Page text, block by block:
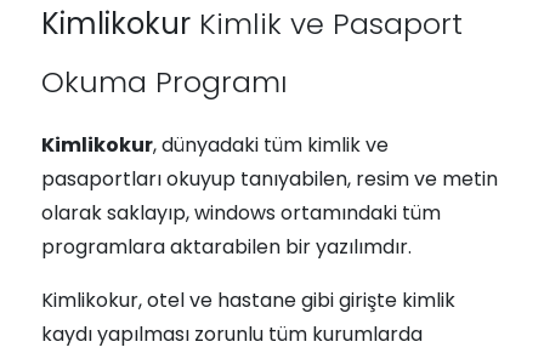
Kimlikokur Kimlik ve Pasaport
Okuma Programı
Kimlikokur, dünyadaki tüm kimlik ve
pasaportları okuyup tanıyabilen, resim ve metin
olarak saklayıp, windows ortamındaki tüm
programlara aktarabilen bir yazılımdır.
Kimlikokur, otel ve hastane gibi girişte kimlik
kaydı yapılması zorunlu tüm kurumlarda